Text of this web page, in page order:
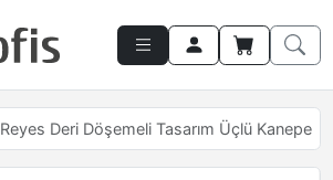
Reyes Deri Döşemeli Tasarım Üçlü Kanepe